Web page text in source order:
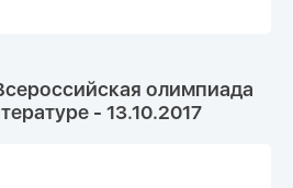
олимпиада
- 13.10.2017